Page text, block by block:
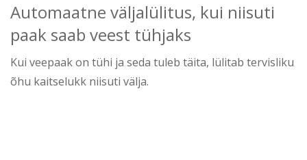
Automaatne väljalülitus, kui niisuti
paak saab veest tühjaks
Kui veepaak on tühi ja seda tuleb täita, lülitab tervisliku
õhu kaitselukk niisuti välja.